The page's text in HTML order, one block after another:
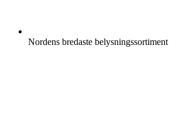
Nordens bredaste belysningssortiment